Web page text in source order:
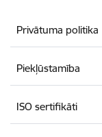
Privātuma politika
Piekļūstamība
ISO sertifikāti